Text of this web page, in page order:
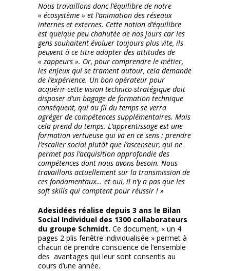
Nous travaillons donc l’équilibre de notre
« écosystème » et l’animation des réseaux
internes et externes. Cette notion d’équilibre
est quelque peu chahutée de nos jours car les
gens souhaitent évoluer toujours plus vite, ils
peuvent à ce titre adopter des attitudes de
« zappeurs ». Or, pour comprendre le métier,
les enjeux qui se trament autour, cela demande
de l’expérience. Un bon opérateur pour
acquérir cette vision technico-stratégique doit
disposer d’un bagage de formation technique
conséquent, qui au fil du temps se verra
agréger de compétences supplémentaires. Mais
cela prend du temps. L’apprentissage est une
formation vertueuse qui va en ce sens : prendre
l’escalier social plutôt que l’ascenseur, qui ne
permet pas l’acquisition approfondie des
compétences dont nous avons besoin. Nous
travaillons actuellement sur la transmission de
ces fondamentaux… et oui, il n’y a pas que les
soft skills qui comptent pour réussir ! »
Adesidées réalise depuis 3 ans le Bilan
Social Individuel des 1300 collaborateurs
du groupe Schmidt. Ce document, « un 4
pages 2 plis fenêtre individualisée » permet à
chacun de prendre conscience de l’ensemble
des avantages qui leur sont consentis au
cours d’une année.